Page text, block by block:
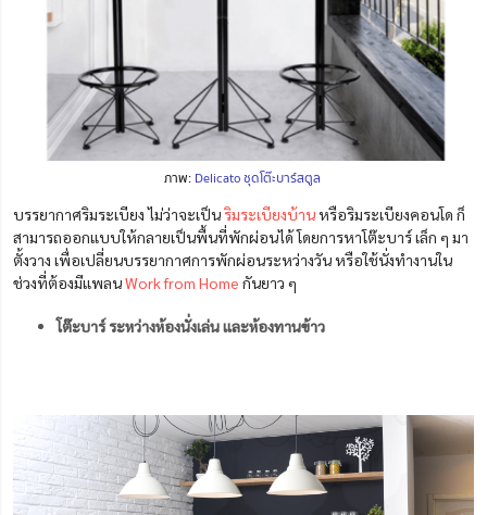
ภาพ: Delicato ชุดโต๊ะบาร์สตูล
บรรยากาศริมระเบียง ไม่ว่าจะเป็นริมระเบียงบ้านหรือริมระเบียงคอนโด ก็
สามารถออกแบบให้กลายเป็นพื้นที่พักผ่อนได้ โดยการหาโต๊ะบาร์ เล็ก ๆ มา
ตั้งวาง เพื่อเปลี่ยนบรรยากาศการพักผ่อนระหว่างวัน หรือใช้นั่งทำงานใน
ช่วงที่ต้องมีแพลนWork from Home กันยาว ๆ
โต๊ะบาร์ ระหว่างห้องนั่งเล่น และห้องทานข้าว